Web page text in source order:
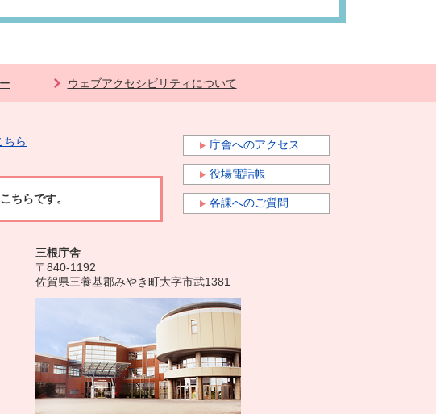
ウェブアクセシビリティについて
ちら
ちらです。
庁舎へのアクセス
役場電話帳
各課へのご質問
三根庁舎
〒840-1192
佐賀県三養基郡みやき町大字市武1381